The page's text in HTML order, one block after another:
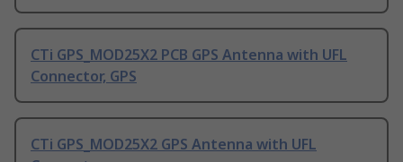
CTi GPS_MOD25X2 PCB GPS Antenna with UFL
Connector, GPS
CTi GPS_MOD25X2 GPS Antenna with UFL